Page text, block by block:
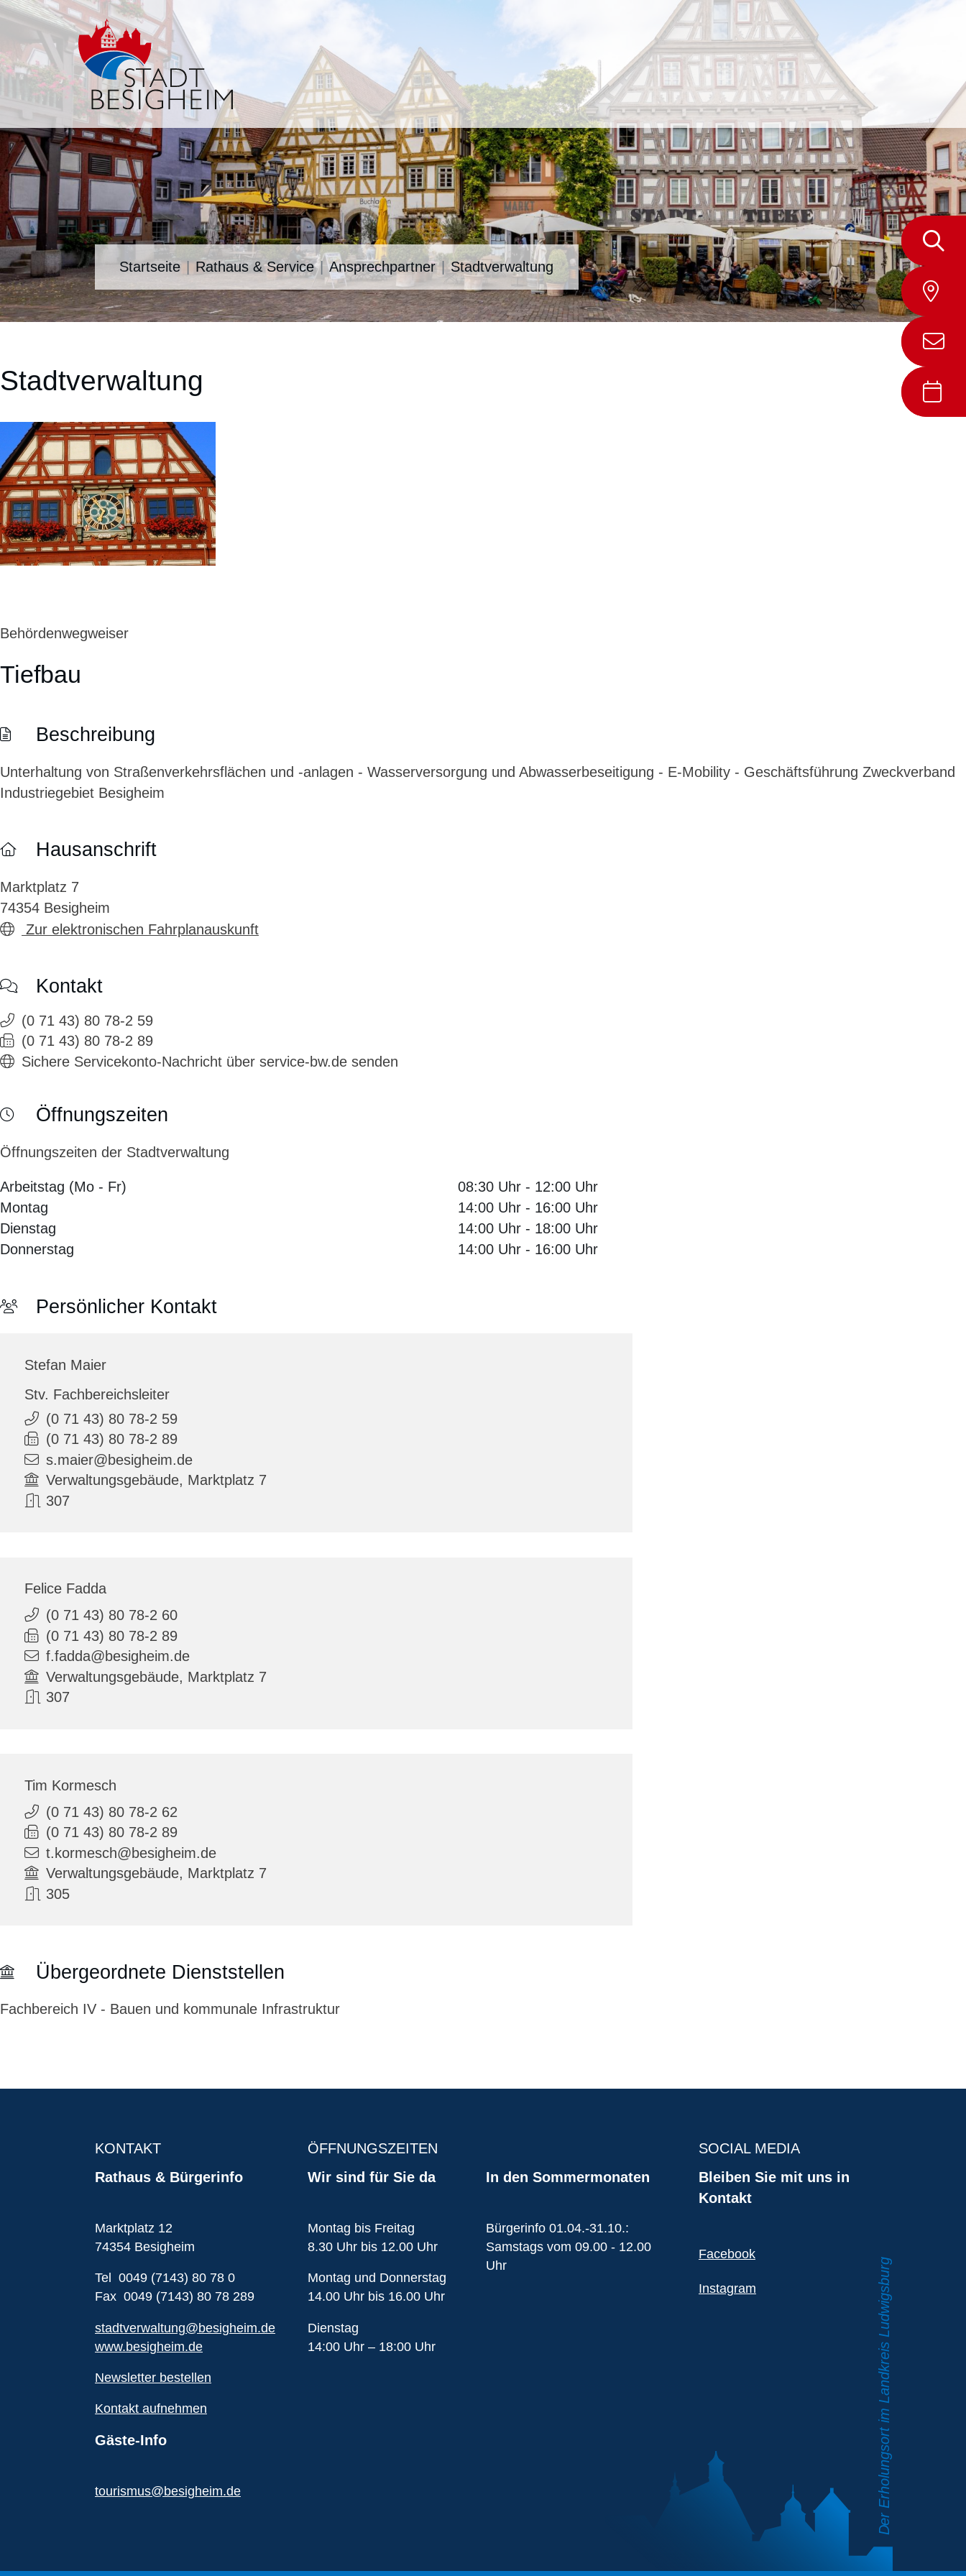
Startseite Rathaus & Service Ansprechpartner Stadtverwaltung
Stadtverwaltung
Behördenwegweiser
Tiefbau
Beschreibung
Unterhaltung von Straßenverkehrsflächen und -anlagen - Wasserversorgung und Abwasserbeseitigung - E-Mobility - Geschäftsführung Zweckverband
Industriegebiet Besigheim
Hausanschrift
Marktplatz 7
74354 Besigheim
Zur elektronischen Fahrplanauskunft
Kontakt
(0 71 43) 80 78-2 59
(0 71 43) 80 78-2 89
Sichere Servicekonto-Nachricht über service-bw.de senden
Öffnungszeiten
Öffnungszeiten der Stadtverwaltung
Arbeitstag (Mo - Fr) 08:30 Uhr - 12:00 Uhr
Montag
14:00 Uhr - 16:00 Uhr
Dienstag
14:00 Uhr - 18:00 Uhr
Donnerstag
14:00 Uhr - 16:00 Uhr
Persönlicher Kontakt
Stefan Maier
Stv. Fachbereichsleiter
(0 71 43) 80 78-2 59
(0 71 43) 80 78-2 89
s.maier@besigheim.de
Verwaltungsgebäude, Marktplatz 7
307
Felice Fadda
(0 71 43) 80 78-2 60
(0 71 43) 80 78-2 89
f.fadda@besigheim.de
Verwaltungsgebäude, Marktplatz 7
307
Tim Kormesch
(0 71 43) 80 78-2 62
(0 71 43) 80 78-2 89
t.kormesch@besigheim.de
Verwaltungsgebäude, Marktplatz 7
305
Übergeordnete Dienststellen
Fachbereich IV - Bauen und kommunale Infrastruktur
KONTAKT
Rathaus & Bürgerinfo
Marktplatz 12
74354 Besigheim
Tel 0049 (7143) 80 78 0
Fax 0049 (7143) 80 78 289
stadtverwaltung@besigheim.de
www.besigheim.de
Newsletter bestellen
Kontakt aufnehmen
Gäste-Info
tourismus@besigheim.de
ÖFFNUNGSZEITEN
Wir sind für Sie da
Montag bis Freitag
8.30 Uhr bis 12.00 Uhr
Montag und Donnerstag
14.00 Uhr bis 16.00 Uhr
Dienstag
14:00 Uhr – 18:00 Uhr
In den Sommermonaten
Bürgerinfo 01.04.-31.10.:
Samstags vom 09.00 - 12.00
Uhr
SOCIAL MEDIA
Bleiben Sie mit uns in
Kontakt
Facebook
Instagram